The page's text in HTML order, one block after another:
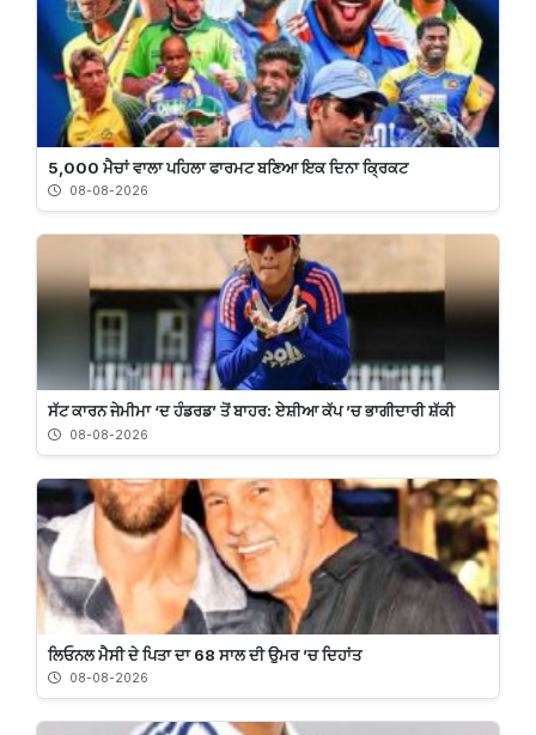
5,000 ਮੈਚਾਂ ਵਾਲਾ ਪਹਿਲਾ ਫਾਰਮਟ ਬਣਿਆ ਇਕ ਦਿਨਾ ਕ੍ਰਿਕਟ
08-08-2026
ਸੱਟ ਕਾਰਨ ਜੇਮੀਮਾ ‘ਦ ਹੰਡਰਡ’ ਤੋਂ ਬਾਹਰ: ਏਸ਼ੀਆ ਕੱਪ ’ਚ ਭਾਗੀਦਾਰੀ ਸ਼ੱਕੀ
08-08-2026
ਲਿਓਨਲ ਮੈਸੀ ਦੇ ਪਿਤਾ ਦਾ 68 ਸਾਲ ਦੀ ਉਮਰ ’ਚ ਦਿਹਾਂਤ
08-08-2026